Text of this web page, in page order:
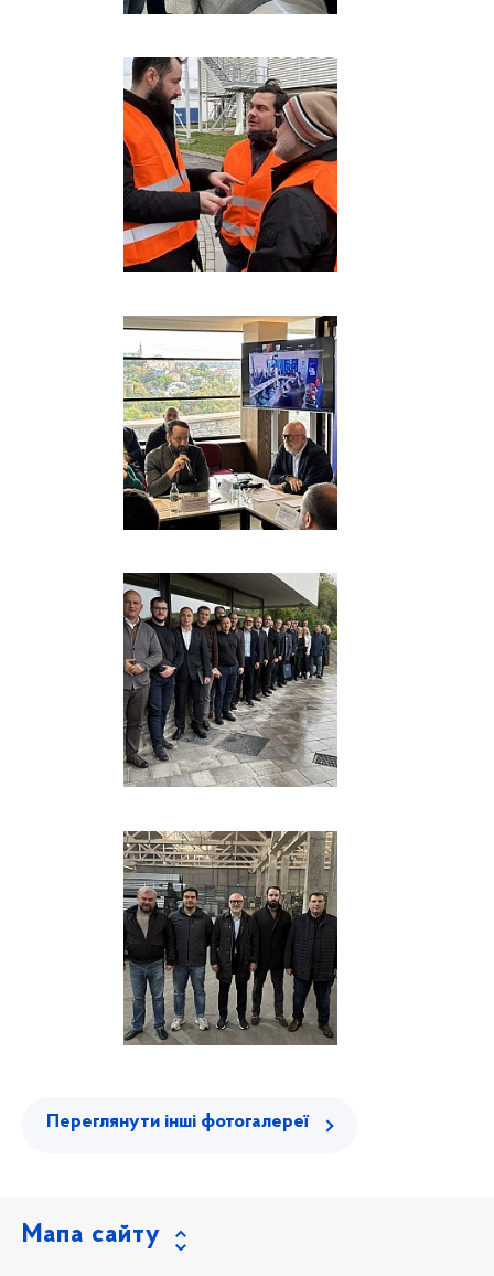
Переглянути інші фотогалереї
Мапа сайту